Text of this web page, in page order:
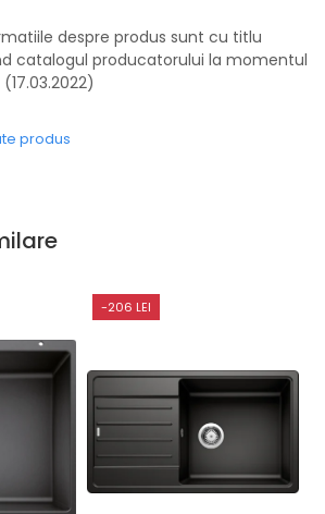
despre produs sunt cu titlu
catalogul producatorului la momentul
produs
-206 LEI